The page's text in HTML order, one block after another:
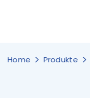
Home Produkte